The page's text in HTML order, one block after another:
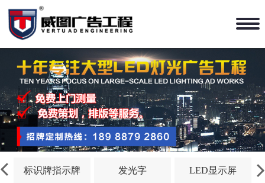
标识牌指示牌 发光字 LED显示屏